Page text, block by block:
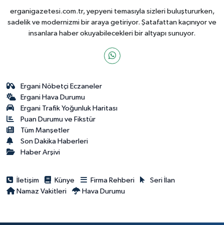
erganigazetesi.com.tr, yepyeni temasıyla sizleri buluştururken,
sadelik ve modernizmi bir araya getiriyor. Şatafattan kaçınıyor ve
insanlara haber okuyabilecekleri bir altyapı sunuyor.
Ergani Nöbetçi Eczaneler
Ergani Hava Durumu
Ergani Trafik Yoğunluk Haritası
Puan Durumu ve Fikstür
Tüm Manşetler
Son Dakika Haberleri
Haber Arşivi
İletişim Künye Firma Rehberi
Seri İlan
Namaz Vakitleri
Hava Durumu